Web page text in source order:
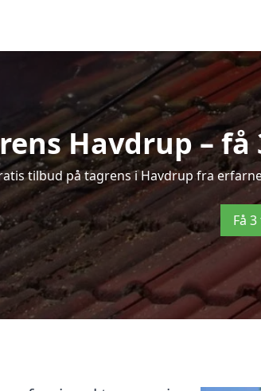
Havdrup –
tilbud på tagrens i Havdrup fra
Få